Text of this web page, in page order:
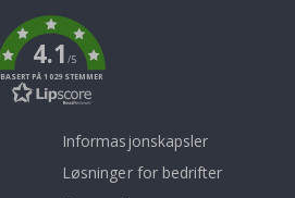
4.1/5
BASERT PÅ 1029 STEMMER
Informasjonskapsler
Løsninger for bedrifter